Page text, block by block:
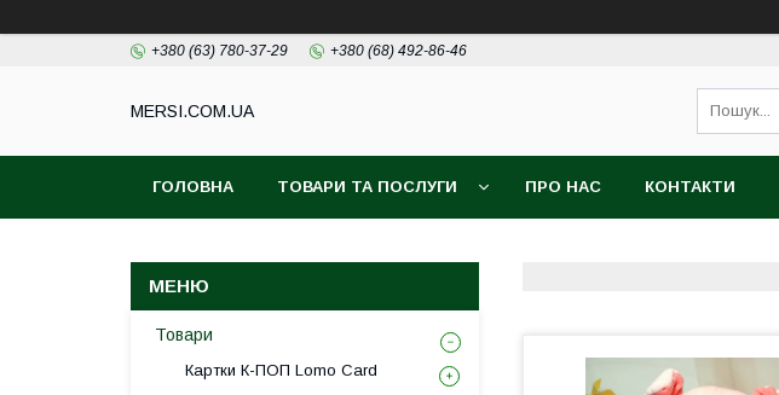
+380 (63) 780-37-29 +380 (68) 492-86-46
MERSI.COM.UA
ГОЛОВНА ТОВАРИ ТА ПОСЛУГИ ПРО НАС КОНТАКТИ
Товари
Картки К-ПОП Lomo Card